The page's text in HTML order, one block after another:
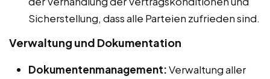
Sicherstellung, dass alle Parteien zufrieden sind.
Verwaltung und Dokumentation
Dokumentenmanagement:Verwaltung aller